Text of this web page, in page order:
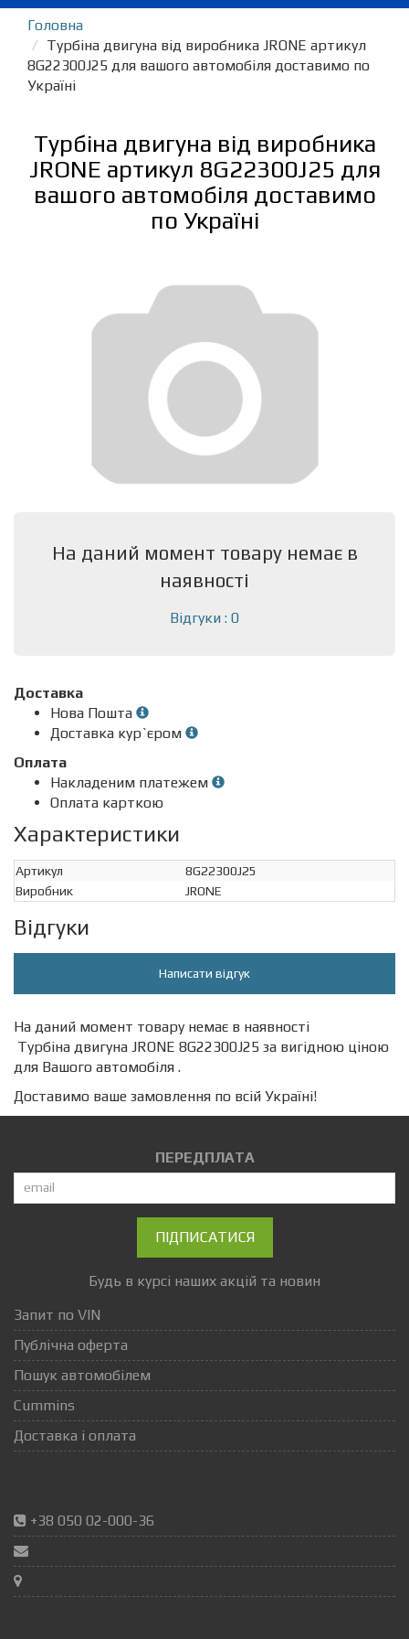
Головна
Турбіна двигуна від виробника JRONE артикул
8G22300J25 для вашого автомобіля доставимо по
Україні
Турбіна двигуна від виробника
JRONE артикул 8G22300J25 для
вашого автомобіля доставимо
по Україні
На даний момент товару немає в
наявності
Відгуки : 0
Доставка
Нова Пошта
Доставка кур`єром
Оплата
Накладеним платежем
Оплата карткою
Характеристики
Артикул
8G22300J25
Виробник
JRONE
Відгуки
Написати відгук
На даний момент товару немає в наявності
Турбіна двигуна JRONE 8G22300J25 за вигідною ціною
для Вашого автомобіля .
Доставимо ваше замовлення по всій Україні!
ПЕРЕДПЛАТА
ПІДПИСАТИСЯ
Будь в курсі наших акцій та новин
Запит по VIN
Публічна оферта
Пошук автомобілем
Cummins
Доставка і оплата
+38 050 02-000-36